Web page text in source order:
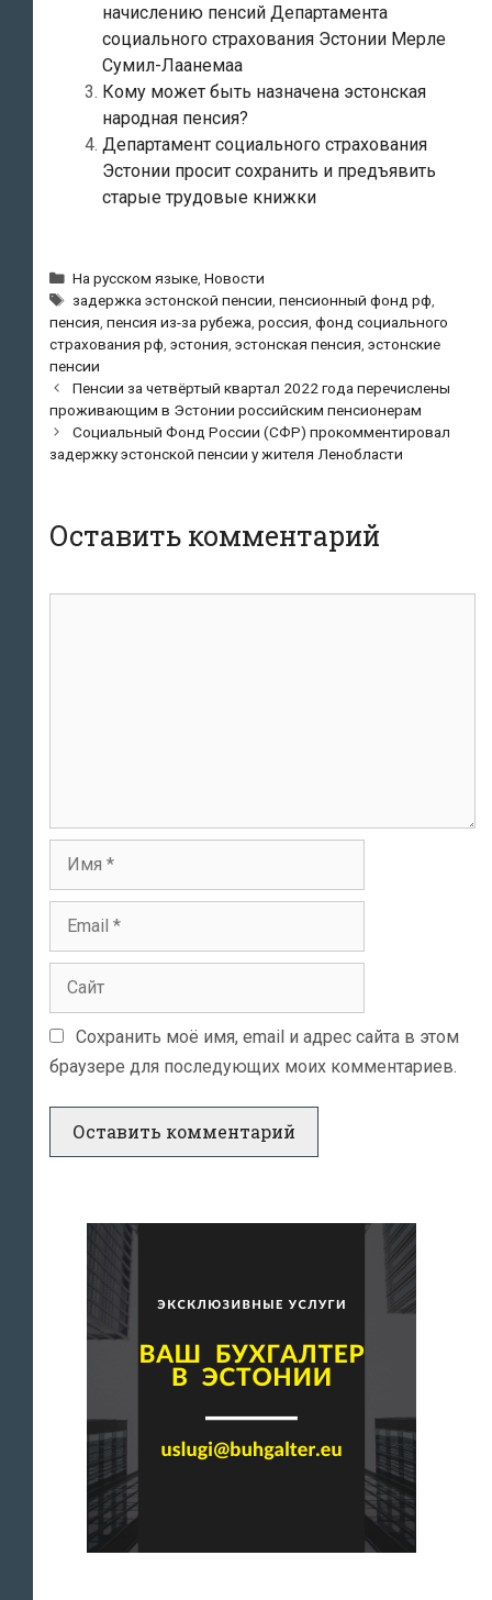
начислению пенсий Департамента
социального страхования Эстонии Мерле
Сумил-Лаанемаа
Кому может быть назначена эстонская
народная пенсия?
Департамент социального страхования
Эстонии просит сохранить и предъявить
старые трудовые книжки
Рубрики
На русском языке ,Новости
Метки
задержка эстонской пенсии ,пенсионный фонд рф
пенсия пенсия из-за рубежа россия фонд социального
страхования рф эстония эстонская пенсия эстонские
пенсии
Навигация
по
записям
Пенсии за четвёртый квартал 2022 года перечислены
проживающим в Эстонии российским пенсионерам
Социальный Фонд России (СФР) прокомментировал
задержку эстонской пенсии у жителя Ленобласти
Оставить комментарий
Сохранить моё имя, email и адрес сайта в этом
браузере для последующих моих комментариев.